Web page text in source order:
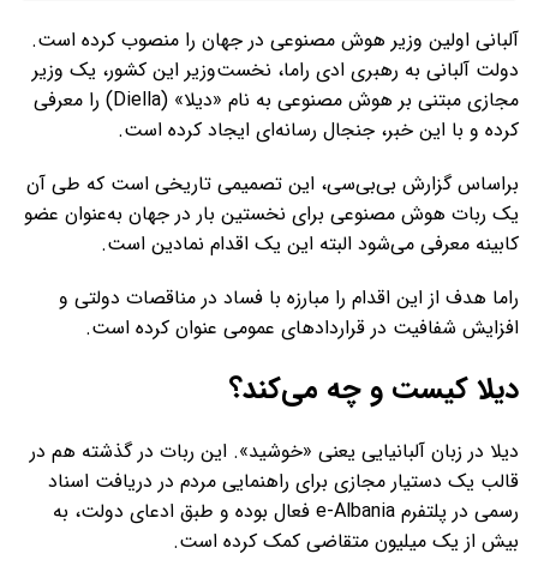
آلبانی اولین وزیر هوش مصنوعی در جهان را منصوب کرده است.
دولت آلبانی به رهبری ادی راما، نخست‌وزیر این کشور، یک وزیر
مجازی مبتنی بر هوش مصنوعی به نام «دیلا» (Diella) را معرفی
کرده و با این خبر، جنجال رسانه‌ای ایجاد کرده است.
براساس گزارش بی‌بی‌سی، این تصمیمی تاریخی است که طی آن
یک ربات هوش مصنوعی برای نخستین بار در جهان به‌عنوان عضو
کابینه معرفی می‌شود البته این یک اقدام نمادین است.
راما هدف از این اقدام را مبارزه با فساد در مناقصات دولتی و
افزایش شفافیت در قرارداد‌های عمومی عنوان کرده است.
دیلا کیست و چه می‌کند؟
دیلا در زبان آلبانیایی یعنی «خوشید». این ربات در گذشته هم در
قالب یک دستیار مجازی برای راهنمایی مردم در دریافت اسناد
رسمی در پلتفرم e-Albania فعال بوده و طبق ادعای دولت، به
بیش از یک میلیون متقاضی کمک کرده است.